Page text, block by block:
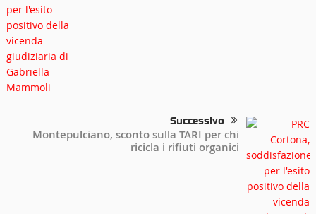
Successivo
Montepulciano, sconto sulla TARI per chi
ricicla i rifiuti organici